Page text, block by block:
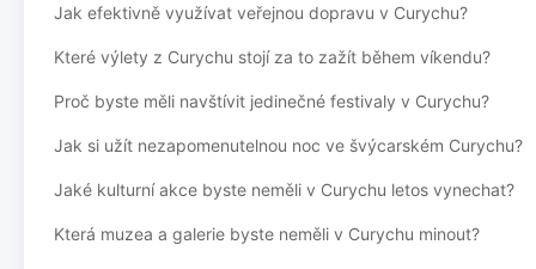
Jak efektivně využívat veřejnou dopravu v Curychu?
Které výlety z Curychu stojí za to zažít během víkendu?
Proč byste měli navštívit jedinečné festivaly v Curychu?
Jak si užít nezapomenutelnou noc ve švýcarském Curychu?
Jaké kulturní akce byste neměli v Curychu letos vynechat?
Která muzea a galerie byste neměli v Curychu minout?